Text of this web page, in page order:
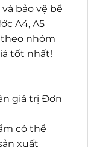
bảo vệ bề
A4, A5
nhóm
tốt nhất!
giá trị Đơn
có thể
xuất